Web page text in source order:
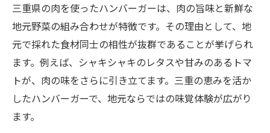
三重県の肉を使ったハンバーガーは、肉の旨味と新鮮な
地元野菜の組み合わせが特徴です。その理由として、地
元で採れた食材同士の相性が抜群であることが挙げられ
ます。例えば、シャキシャキのレタスや甘みのあるトマ
トが、肉の味をさらに引き立てます。三重の恵みを活か
したハンバーガーで、地元ならではの味覚体験が広がり
ます。